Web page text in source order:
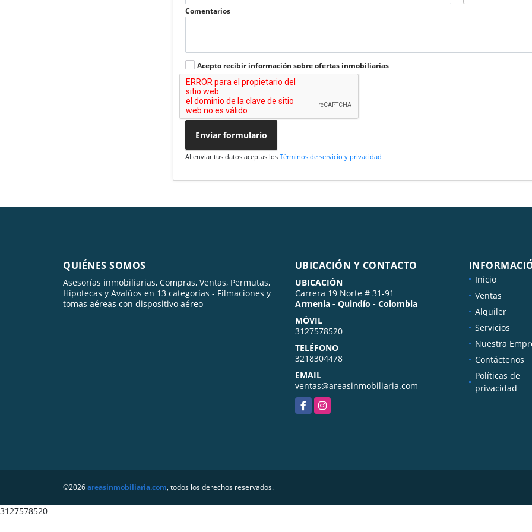
Comentarios
Acepto recibir información sobre ofertas inmobiliarias
Enviar formulario
Al enviar tus datos aceptas losTérminos de servicio y privacidad
QUIÉNES SOMOS
Asesorías inmobiliarias, Compras, Ventas, Permutas,
Hipotecas y Avalúos en 13 categorías - Filmaciones y
tomas aéreas con dispositivo aéreo
UBICACIÓN Y CONTACTO
UBICACIÓN
Carrera 19 Norte # 31-91
Armenia - Quindío - Colombia
MÓVIL
3127578520
TELÉFONO
3218304478
EMAIL
ventas@areasinmobiliaria.com
FacebookInstagram
Inicio
Ventas
Alquiler
Servicios
Nuestra
Contáctenos
Políticas de
privacidad
©2026areasinmobiliaria.com, todos los derechos reservados.
3127578520